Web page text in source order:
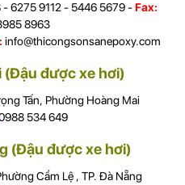
6275 9112 - 5446 5679 -Fax:
8963
info@thicongsonsanepoxy.com
(Đậu được xe hơi)
Tấn, Phường Hoàng Mai
534 649
(Đậu được xe hơi)
Cẩm Lệ , TP. Đà Nẵng